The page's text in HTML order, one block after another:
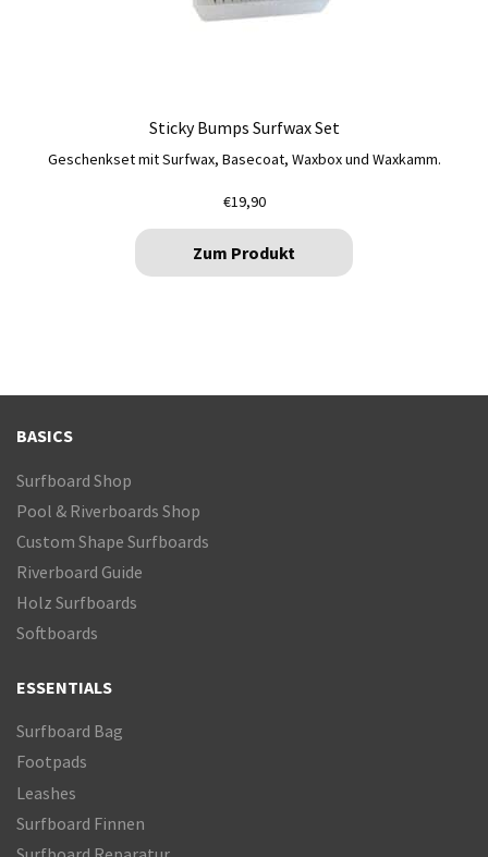
Sticky Bumps Surfwax Set
Geschenkset mit Surfwax, Basecoat, Waxbox und Waxkamm.
€19,90
Zum Produkt
BASICS
Surfboard Shop
Pool & Riverboards Shop
Custom Shape Surfboards
Riverboard Guide
Holz Surfboards
Softboards
ESSENTIALS
Surfboard Bag
Footpads
Leashes
Surfboard Finnen